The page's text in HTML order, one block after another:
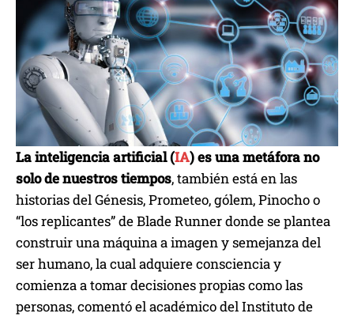
La inteligencia artificial (IA) es una metáfora no
solo de nuestros tiempos, también está en las
historias del Génesis, Prometeo, gólem, Pinocho o
“los replicantes” de Blade Runner donde se plantea
construir una máquina a imagen y semejanza del
ser humano, la cual adquiere consciencia y
comienza a tomar decisiones propias como las
personas, comentó el académico del Instituto de